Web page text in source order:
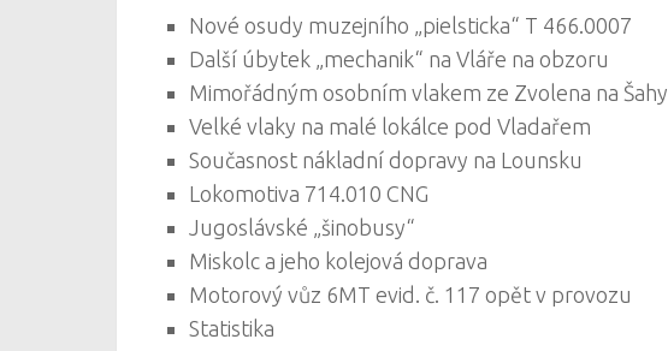
Nové osudy muzejního „pielsticka“ T 466.0007
Další úbytek „mechanik“ na Vláře na obzoru
Mimořádným osobním vlakem ze Zvolena na Šahy
Velké vlaky na malé lokálce pod Vladařem
Současnost nákladní dopravy na Lounsku
Lokomotiva 714.010 CNG
Jugoslávské „šinobusy“
Miskolc a jeho kolejová doprava
Motorový vůz 6MT evid. č. 117 opět v provozu
Statistika